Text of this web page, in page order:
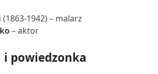
(1863-1942) – malarz
– aktor
i powiedzonka